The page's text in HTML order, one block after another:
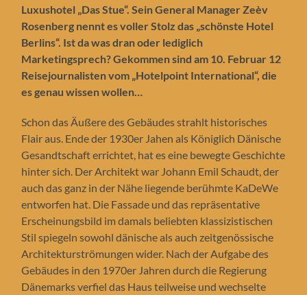
Luxushotel „Das Stue“. Sein General Manager Zeèv
Rosenberg nennt es voller Stolz das „schönste Hotel
Berlins“. Ist da was dran oder lediglich
Marketingsprech? Gekommen sind am 10. Februar 12
Reisejournalisten vom „Hotelpoint International“, die
es genau wissen wollen…
Schon das Äußere des Gebäudes strahlt historisches
Flair aus. Ende der 1930er Jahen als Königlich Dänische
Gesandtschaft errichtet, hat es eine bewegte Geschichte
hinter sich. Der Architekt war Johann Emil Schaudt, der
auch das ganz in der Nähe liegende berühmte KaDeWe
entworfen hat. Die Fassade und das repräsentative
Erscheinungsbild im damals beliebten klassizistischen
Stil spiegeln sowohl dänische als auch zeitgenössische
Architekturströmungen wider. Nach der Aufgabe des
Gebäudes in den 1970er Jahren durch die Regierung
Dänemarks verfiel das Haus teilweise und wechselte